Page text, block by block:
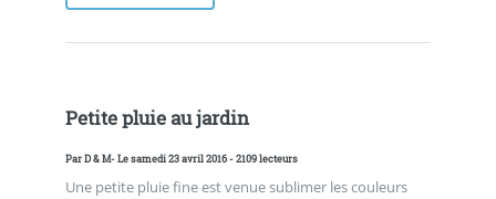
Petite pluie au jardin
ParD & M- Le samedi 23 avril 2016 - 2109 lecteurs
Une petite pluie fine est venue sublimer les couleurs